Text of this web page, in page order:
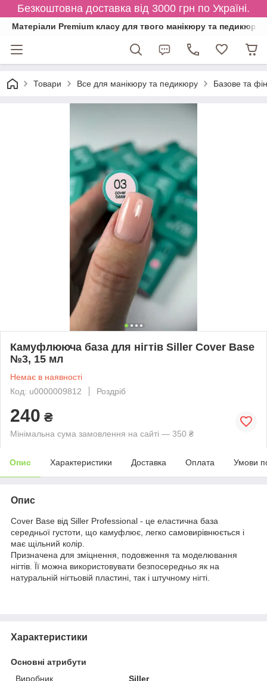
Безкоштовна доставка від 3000 грн по Україні.
Матеріали Premium класу для твого манікюру та педикюру
Товари Все для манікюру та педикюру Базове та
Камуфлююча база для нігтів Siller Cover Base
№3, 15 мл
Немає в наявності
Код: u0000009812
Роздріб
240 ₴
Мінімальна сума замовлення на сайті — 350 ₴
Опис Характеристики Доставка Оплата Умови
Опис
Cover Base від Siller Professional - це еластична база
середньої густоти, що камуфлює, легко самовирівнюється і
має щільний колір.
Призначена для зміцнення, подовження та моделювання
нігтів. Її можна використовувати безпосередньо як на
натуральній нігтьовій пластині, так і штучному нігті.
Характеристики
Основні атрибути
Виробник
Siller